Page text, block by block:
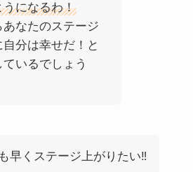
になるわ！
なたのステージ
分は幸せだ！と
いるでしょう
早くステージ上がりたい‼